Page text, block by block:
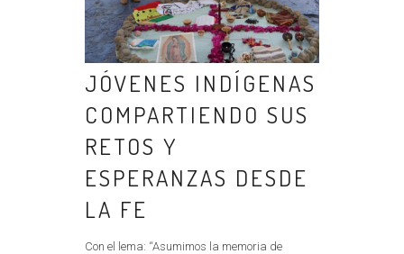
JÓVENES INDÍGENAS
COMPARTIENDO SUS
RETOS Y
ESPERANZAS DESDE
LA FE
Con el lema: “Asumimos la memoria de